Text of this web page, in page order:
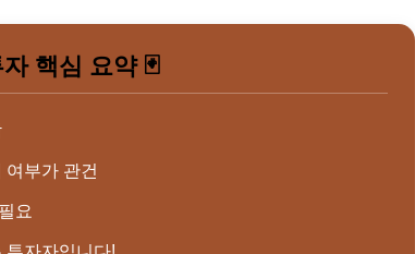
핵심 요약 🃏
부가 관건
요